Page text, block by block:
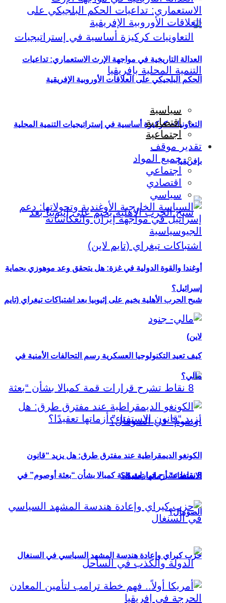
التعاونيات كركيزة أساسية في إستراتيجيات التنمية المحلية
بإفريقيا
شبح الحرب الأهلية يخيم على إثيوبيا بعد اشتباكات تيغراي (تايم
لاين)
8 نقاط تشرح قرارات قمة كمبالا بشأن “بعثة أوصوم” في
الصومال؟
العدالة التاريخية في مواجهة الإرث الاستعماري: تداعيات
الحكم البلجيكي على العلاقات الأوروبية الإفريقية
سياسية
اقتصادية
اجتماعية
تقدير موقف
جميع المواد
اجتماعي
اقتصادي
سياسي
أوغندا والقوة الدولية في غزة: هل يتحقق وعد موهوزي بحماية
إسرائيل؟
كيف تعيد التكنولوجيا العسكرية رسم التحالفات الأمنية في
مالي؟
الكونغو الديمقراطية عند مفترق طرق: هل يزيد “قانون
الاستفتاء” أزماتها تعقيدًا؟
حزب كيراي وإعادة هندسة المشهد السياسي في السنغال